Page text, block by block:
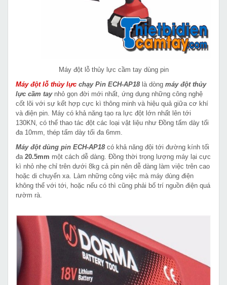
Máy đột lỗ thủy lực cầm tay dùng pin
Máy đột lỗ thủy lực chạy Pin ECH-AP18là dòng máy đột thủy
lực cầm taynhỏ gọn đời mới nhất, ứng dụng những công nghệ
cốt lõi với sự kết hợp cực kì thông minh và hiệu quả giữa cơ khí
và điện pin. Máy có khả năng tạo ra lực đột lớn nhất lên tới
130KN, có thể thao tác đột các loại vật liệu như Đồng tấm dày tối
đa 10mm, thép tấm dày tối đa 6mm.
Máy đột dùng pin ECH-AP18có khả năng đội tới đường kính tối
đa 20.5mm một cách dễ dàng. Đồng thời trọng lượng máy lại cực
kì nhỏ nhẹ chỉ trên dưới 8kg cả pin nên dễ dàng làm việc trên cao
hoặc di chuyển xa. Làm những công việc mà máy dùng điện
không thể với tới, hoặc nếu có thì cũng phải bố trí nguồn điện quá
rườm rà.